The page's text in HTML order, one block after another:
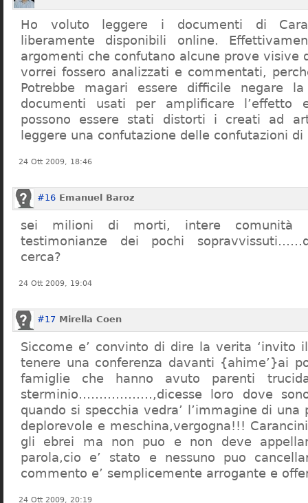
Ho voluto leggere i documenti di
liberamente disponibili online.
argomenti che confutano alcune prove visive
vorrei fossero analizzati e commentati,
Potrebbe magari essere difficile negare
documenti usati per amplificare l’effetto
possono essere stati distorti i creati ad
leggere una confutazione delle confutazioni di
24 Ott 2009, 18:46
#16 Emanuel Baroz
sei milioni di morti, intere comunità
testimonianze dei pochi
cerca?
24 Ott 2009, 19:04
#17 Mirella Coen
Siccome e’ convinto di dire la verita ‘invito
tenere una conferenza davanti {ahime’}ai
famiglie che hanno avuto parenti
sterminio………………,dicesse loro dove
quando si specchia vedra’ l’immagine di una
deplorevole e meschina,vergogna!!!
gli ebrei ma non puo e non deve
parola,cio e’ stato e nessuno puo
commento e’ semplicemente arrogante e
24 Ott 2009, 20:19